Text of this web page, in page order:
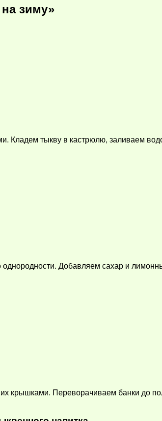
зиму»
Кладем тыкву в кастрюлю, заливаем
Добавляем сахар и
крышками. Переворачиваем банки до